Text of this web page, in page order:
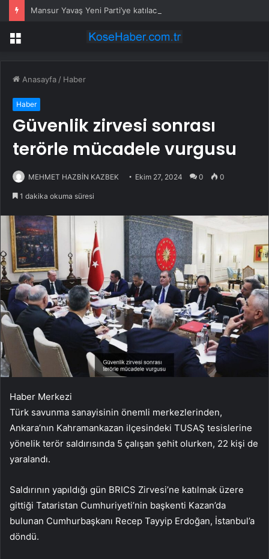
Menü
Anasayfa / Haber
Haber
Güvenlik zirvesi sonrası
terörle mücadele vurgusu
MEHMET HAZBİN KAZBEK Ekim 27, 2024 0 0
1 dakika okuma süresi
Haber Merkezi
Türk savunma sanayisinin önemli merkezlerinden,
Ankara’nın Kahramankazan ilçesindeki TUSAŞ tesislerine
yönelik terör saldırısında 5 çalışan şehit olurken, 22 kişi de
yaralandı.
Saldırının yapıldığı gün BRICS Zirvesi’ne katılmak üzere
gittiği Tataristan Cumhuriyeti’nin başkenti Kazan’da
bulunan Cumhurbaşkanı Recep Tayyip Erdoğan, İstanbul’a
döndü.